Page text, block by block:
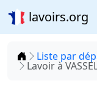
lavoirs.org
Accueil
Liste par
Lavoir à